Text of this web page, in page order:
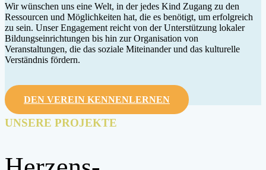
Wir wünschen uns eine Welt, in der jedes Kind Zugang zu den
Ressourcen und Möglichkeiten hat, die es benötigt, um erfolgreich
zu sein. Unser Engagement reicht von der Unterstützung lokaler
Bildungseinrichtungen bis hin zur Organisation von
Veranstaltungen, die das soziale Miteinander und das kulturelle
Verständnis fördern.
DEN VEREIN KENNENLERNEN
UNSERE PROJEKTE